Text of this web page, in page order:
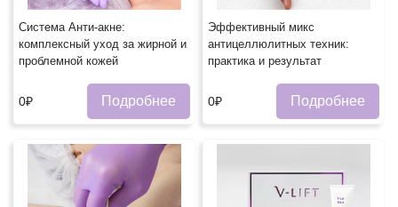
Система Анти-акне:
комплексный уход за жирной и
проблемной кожей
0₽ Подробнее
Эффективный микс
антицеллюлитных техник:
практика и результат
0₽ Подробнее